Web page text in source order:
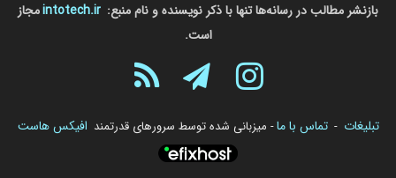
بازنشر مطالب در رسانه‌ها تنها با ذکر نویسنده و نام منبع: intotech.irمجاز
است.
تبلیغات - تماس با ما- میزبانی شده توسط سرورهای قدرتمند افیکس هاست